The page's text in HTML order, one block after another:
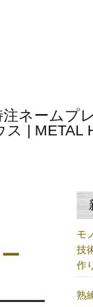
ネームプ
| METAL
モ
技
作
熟